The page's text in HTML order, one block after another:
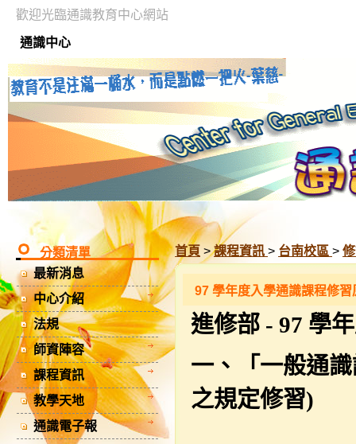
通識中心
歡迎光臨通識教育中心網站
分類清單
最新消息
中心介紹
法規
師資陣容
課程資訊
教學天地
通識電子報
首頁 >課程資訊 > 台南校區 >
97 學年度入學通識課程修習
進修部 - 97 學
一、「一般通
之規定修習)